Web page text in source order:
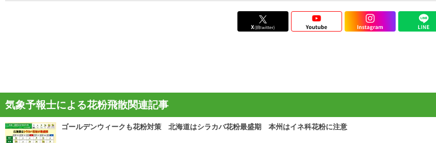
気象予報士による花粉飛散関連記事
ゴールデンウィークも花粉対策 北海道はシラカバ花粉最盛期 本州はイネ科花粉に注意